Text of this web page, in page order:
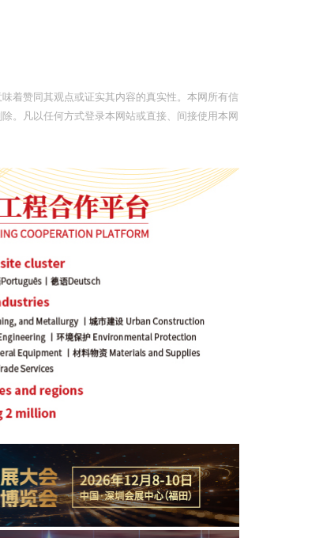
着赞同其观点或证实其内容的真实性。本网所有信
。凡以任何方式登录本网站或直接、间接使用本网